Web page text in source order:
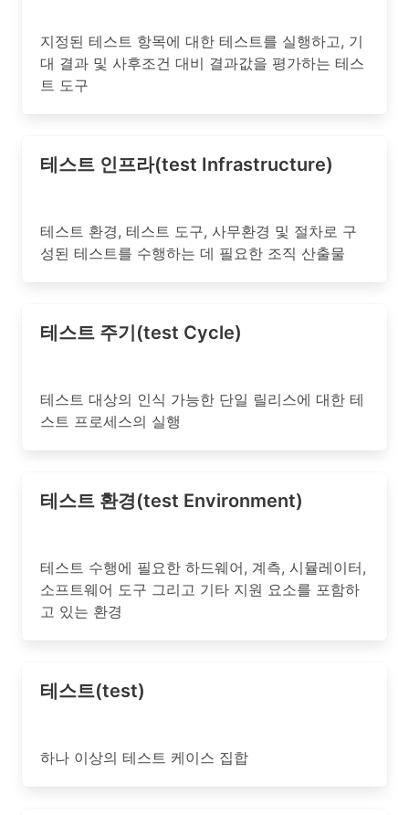
지정된 테스트 항목에 대한 테스트를 실행하고, 기
대 결과 및 사후조건 대비 결과값을 평가하는 테스
트 도구
테스트 인프라(test Infrastructure)
테스트 환경, 테스트 도구, 사무환경 및 절차로 구
성된 테스트를 수행하는 데 필요한 조직 산출물
테스트 주기(test Cycle)
테스트 대상의 인식 가능한 단일 릴리스에 대한 테
스트 프로세스의 실행
테스트 환경(test Environment)
테스트 수행에 필요한 하드웨어, 계측, 시뮬레이터,
소프트웨어 도구 그리고 기타 지원 요소를 포함하
고 있는 환경
테스트(test)
하나 이상의 테스트 케이스 집합